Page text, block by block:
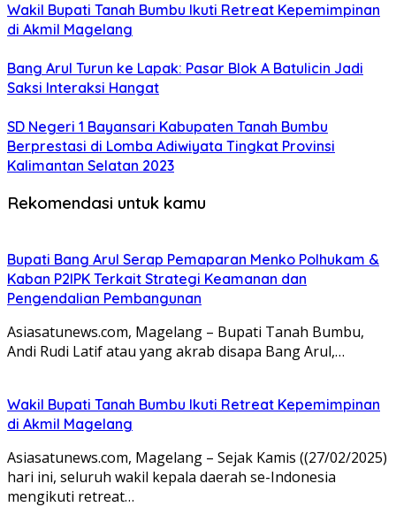
Wakil Bupati Tanah Bumbu Ikuti Retreat Kepemimpinan
di Akmil Magelang
Bang Arul Turun ke Lapak: Pasar Blok A Batulicin Jadi
Saksi Interaksi Hangat
SD Negeri 1 Bayansari Kabupaten Tanah Bumbu
Berprestasi di Lomba Adiwiyata Tingkat Provinsi
Kalimantan Selatan 2023
Rekomendasi untuk kamu
Bupati Bang Arul Serap Pemaparan Menko Polhukam &
Kaban P2IPK Terkait Strategi Keamanan dan
Pengendalian Pembangunan
Asiasatunews.com, Magelang – Bupati Tanah Bumbu,
Andi Rudi Latif atau yang akrab disapa Bang Arul,…
Wakil Bupati Tanah Bumbu Ikuti Retreat Kepemimpinan
di Akmil Magelang
Asiasatunews.com, Magelang – Sejak Kamis ((27/02/2025)
hari ini, seluruh wakil kepala daerah se-Indonesia
mengikuti retreat…